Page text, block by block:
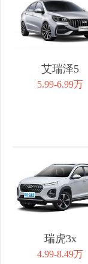
艾瑞泽5
5.99-6.99万
瑞虎3x
4.99-8.49万